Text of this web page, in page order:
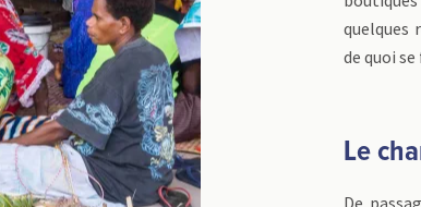
quelques
de quoi
Le
De